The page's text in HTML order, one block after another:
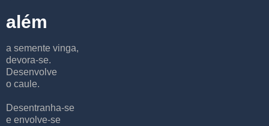
além
a semente vinga,
devora-se.
Desenvolve
o caule.
Desentranha-se
e envolve-se